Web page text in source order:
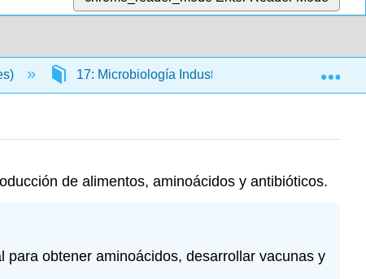
17: Microbiología Industrial 17.1:
de alimentos, aminoácidos y antibióticos.
obtener aminoácidos, desarrollar vacunas y